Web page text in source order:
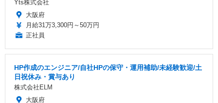
Yts株式会社
大阪府
月給31万3,300円～50万円
正社員
HP作成のエンジニア/自社HPの保守・運用補助/未経験歓迎/土
日祝休み・賞与あり
株式会社ELM
大阪府